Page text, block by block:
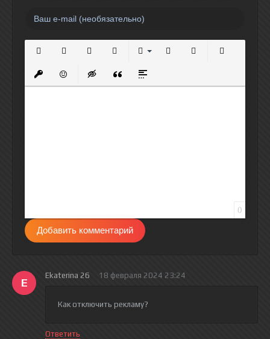
Вставить защищенную ссылку
Вставить смайлик
Вставка скрытого текста
Вставка цитаты
Вставка спойлера
0
Добавить комментарий
E
Ekaterina 26 18 февраля 2024 23:24
Как отключить рекламу?
Ответить